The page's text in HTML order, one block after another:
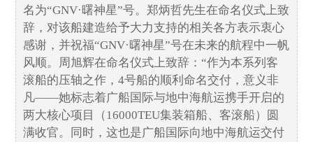
名为“GNV·曙神星”号。郑炳哲先生在命名仪式上致
辞，对该船建造给予大力支持的相关各方表示衷心
感谢，并祝福“GNV·曙神星”号在未来的航程中一帆
风顺。周旭辉在命名仪式上致辞：“作为本系列客
滚船的压轴之作，4号船的顺利命名交付，意义非
凡——她标志着广船国际与地中海航运携手开启的
两大核心项目（16000TEU集装箱船、客滚船）圆
满收官。同时，这也是广船国际向地中海航运交付